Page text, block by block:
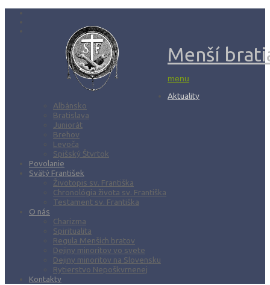
Menší
menu
Aktuality
Albánsko
Bratislava
Juniorát
Brehov
Levoča
Spišský Štvrtok
Povolanie
Svätý František
Životopis sv. Františka
Chronológia života sv. Františka
Testament sv. Františka
O nás
Charizma
Spiritualita
Regula Menších bratov
Dejiny minoritov vo svete
Dejiny minoritov na Slovensku
Rytierstvo Nepoškvrnenej
Kontakty